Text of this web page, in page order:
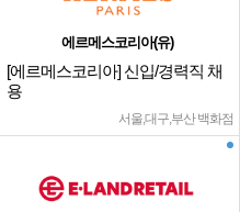
에르메스코리아(유)
[에르메스코리아] 신입/경력직 채
용
서울,대구,부산 백화점